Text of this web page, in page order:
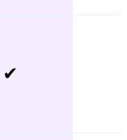
✔